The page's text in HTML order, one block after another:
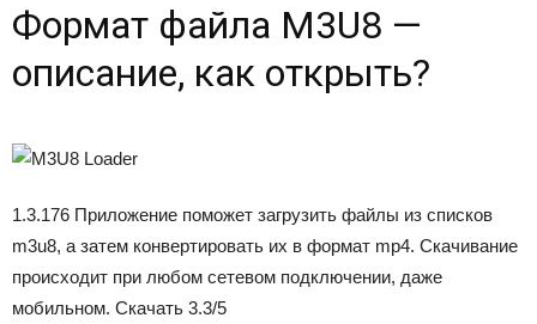
Формат файла M3U8 —
описание, как открыть?
1.3.176 Приложение поможет загрузить файлы из списков
m3u8, а затем конвертировать их в формат mp4. Скачивание
происходит при любом сетевом подключении, даже
мобильном. Скачать 3.3/5